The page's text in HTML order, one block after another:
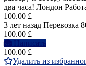
два часа! Лондон
100.00 £
3 лет назад Перевозка
100.00 £
Написать
100.00 £
Удалить из